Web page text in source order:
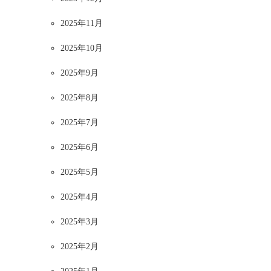
2025年11月
2025年10月
2025年9月
2025年8月
2025年7月
2025年6月
2025年5月
2025年4月
2025年3月
2025年2月